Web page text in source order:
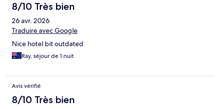
8/10 Très bien
26 avr. 2026
Traduire avec Google
Nice hotel bit outdated
Ray, séjour de 1 nuit
Avis vérifié
8/10 Très bien